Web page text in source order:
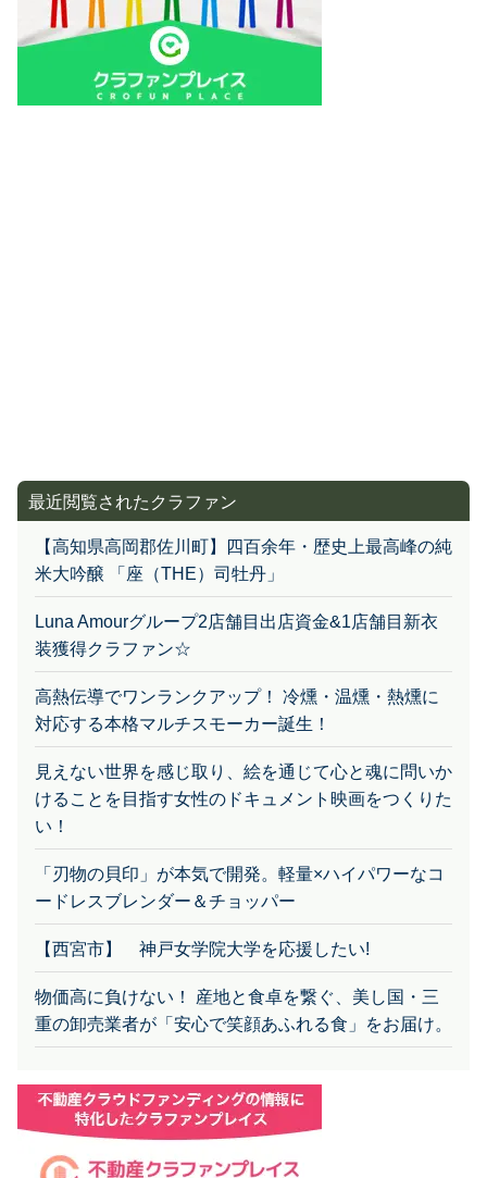
最近閲覧されたクラファン
【高知県高岡郡佐川町】四百余年・歴史上最高峰の純
米大吟醸 「座（THE）司牡丹」
Luna Amourグループ2店舗目出店資金&1店舗目新衣
装獲得クラファン☆
高熱伝導でワンランクアップ！ 冷燻・温燻・熱燻に
対応する本格マルチスモーカー誕生！
見えない世界を感じ取り、絵を通じて心と魂に問いか
けることを目指す女性のドキュメント映画をつくりた
い！
「刃物の貝印」が本気で開発。軽量×ハイパワーなコ
ードレスブレンダー＆チョッパー
【西宮市】 神戸女学院大学を応援したい!
物価高に負けない！ 産地と食卓を繋ぐ、美し国・三
重の卸売業者が「安心で笑顔あふれる食」をお届け。